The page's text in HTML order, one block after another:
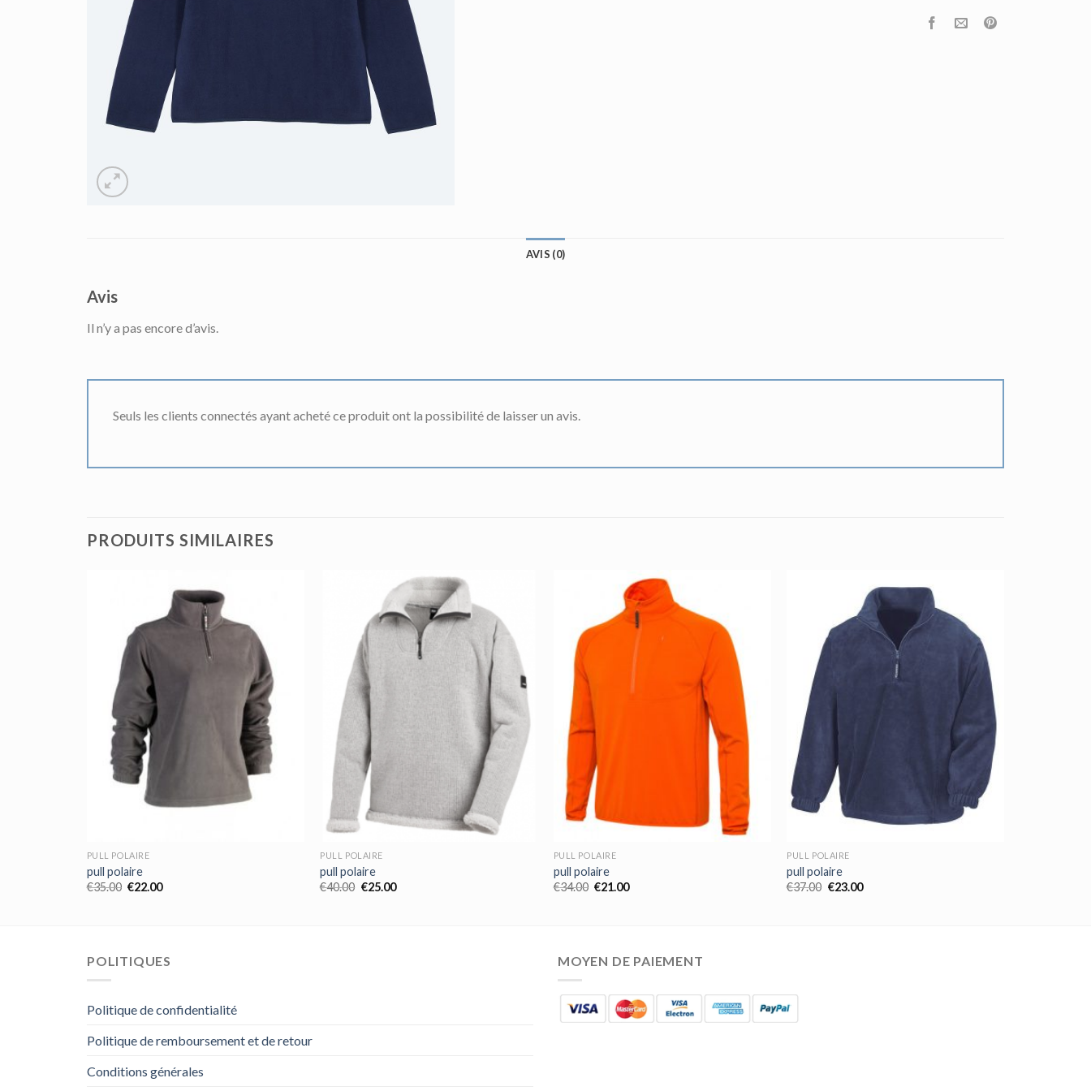
AVIS (0)
Avis
Il n’y a pas encore d’avis.
Seuls les clients connectés ayant acheté ce produit ont la possibilité de laisser un avis.
PRODUITS SIMILAIRES
PULL POLAIRE
pull polaire
€35.00 €22.00
PULL POLAIRE
pull polaire
€40.00 €25.00
PULL POLAIRE
pull polaire
€34.00 €21.00
PULL POLAIRE
pull polaire
€37.00 €23.00
POLITIQUES
Politique de confidentialité
Politique de remboursement et de retour
Conditions générales
MOYEN DE PAIEMENT